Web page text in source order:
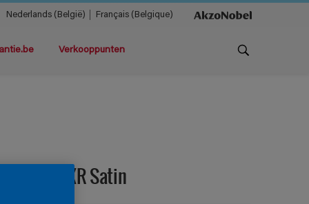
Nederlands (België) Français (Belgique)
Verkooppunten
XR Satin